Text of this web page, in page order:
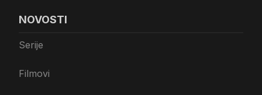
NOVOSTI
Serije
Filmovi